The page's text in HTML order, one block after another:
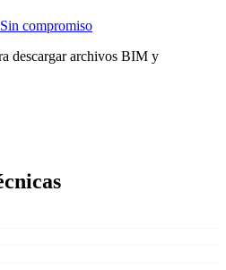
compromiso
descargar archivos BIM y